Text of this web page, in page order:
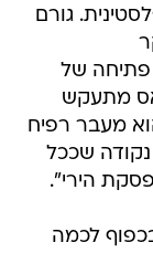
גורם
פתיחה של
מתעקש
מעבר רפיח
שככל
הירי".
לכמה